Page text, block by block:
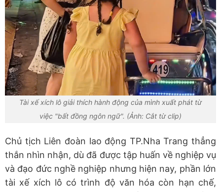
Tài xế xích lô giải thích hành động của mình xuất phát từ
việc "bất đồng ngôn ngữ". (Ảnh: Cắt từ clip)
Chủ tịch Liên đoàn lao động TP.Nha Trang thẳng
thắn nhìn nhận, dù đã được tập huấn về nghiệp vụ
và đạo đức nghề nghiệp nhưng hiện nay, phần lớn
tài xế xích lô có trình độ văn hóa còn hạn chế,